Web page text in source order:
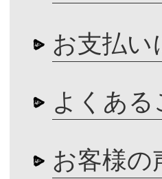
お支払い
よくある
お客様の